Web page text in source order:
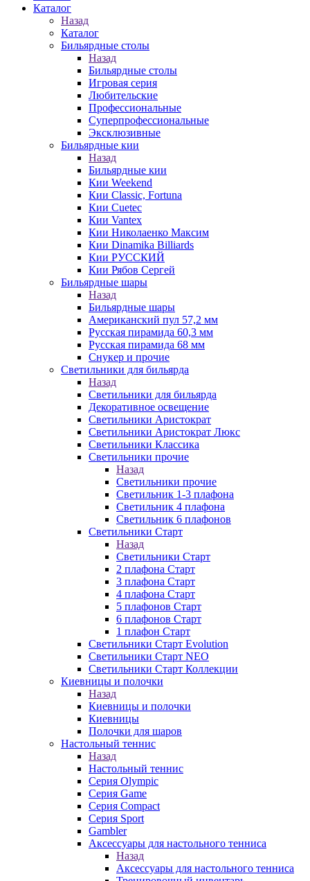
Каталог
Назад
Каталог
Бильярдные столы
Назад
Бильярдные столы
Игровая серия
Любительские
Профессиональные
Суперпрофессиональные
Эксклюзивные
Бильярдные кии
Назад
Бильярдные кии
Кии Weekend
Кии Classic, Fortuna
Кии Cuetec
Кии Vantex
Кии Николаенко Максим
Кии Dinamika Billiards
Кии РУССКИЙ
Кии Рябов Сергей
Бильярдные шары
Назад
Бильярдные шары
Американский пул 57,2 мм
Русская пирамида 60,3 мм
Русская пирамида 68 мм
Снукер и прочие
Светильники для бильярда
Назад
Светильники для бильярда
Декоративное освещение
Светильники Аристократ
Светильники Аристократ Люкс
Светильники Классика
Светильники прочие
Назад
Светильники прочие
Светильник 1-3 плафона
Светильник 4 плафона
Светильник 6 плафонов
Светильники Старт
Назад
Светильники Старт
2 плафона Старт
3 плафона Старт
4 плафона Старт
5 плафонов Старт
6 плафонов Старт
1 плафон Старт
Светильники Старт Evolution
Светильники Старт NEO
Светильники Старт Коллекции
Киевницы и полочки
Назад
Киевницы и полочки
Киевницы
Полочки для шаров
Настольный теннис
Назад
Настольный теннис
Серия Olympic
Серия Game
Серия Compact
Серия Sport
Gambler
Аксессуары для настольного тенниса
Назад
Аксессуары для настольного тенниса